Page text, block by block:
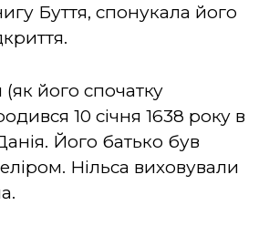
Буття, спонукала його
(як його спочатку
10 січня 1638 року в
Його батько був
Нільса виховували